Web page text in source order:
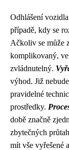
Odhlášení
případě, kdy se
Ačkoliv se může
komplikovaný,
zvládnutelný.
výhod. Již
pravidelné
prostředky.
době značně
zbytečných
mít vše vyřešené